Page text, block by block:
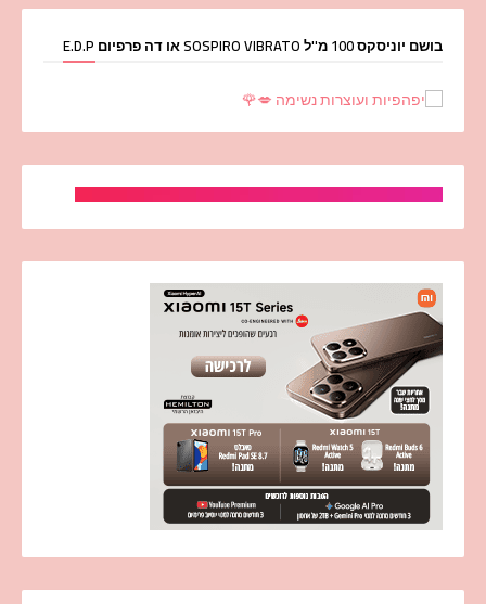
בושם יוניסקס 100 מ''ל SOSPIRO VIBRATO או דה פרפיום E.D.P